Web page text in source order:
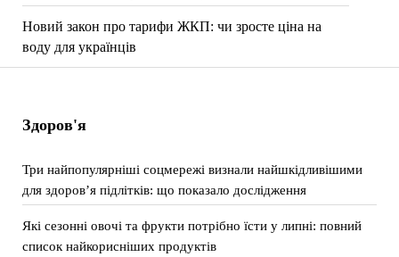
Новий закон про тарифи ЖКП: чи зросте ціна на
воду для українців
Здоров'я
Три найпопулярніші соцмережі визнали найшкідливішими
для здоров’я підлітків: що показало дослідження
Які сезонні овочі та фрукти потрібно їсти у липні: повний
список найкорисніших продуктів